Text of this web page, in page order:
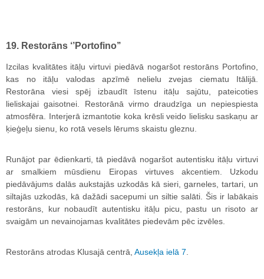
19. Restorāns ‘’Portofino’’
Izcilas kvalitātes itāļu virtuvi piedāvā nogaršot restorāns Portofino,
kas no itāļu valodas apzīmē nelielu zvejas ciematu Itālijā.
Restorāna viesi spēj izbaudīt īstenu itāļu sajūtu, pateicoties
lieliskajai gaisotnei. Restorānā virmo draudzīga un nepiespiesta
atmosfēra. Interjerā izmantotie koka krēsli veido lielisku saskaņu ar
ķieģeļu sienu, ko rotā vesels lērums skaistu gleznu.
Runājot par ēdienkarti, tā piedāvā nogaršot autentisku itāļu virtuvi
ar smalkiem mūsdienu Eiropas virtuves akcentiem. Uzkodu
piedāvājums dalās aukstajās uzkodās kā sieri, garneles, tartari, un
siltajās uzkodās, kā dažādi sacepumi un siltie salāti. Šis ir labākais
restorāns, kur nobaudīt autentisku itāļu picu, pastu un risoto ar
svaigām un nevainojamas kvalitātes piedevām pēc izvēles.
Restorāns atrodas Klusajā centrā, Ausekļa ielā 7.